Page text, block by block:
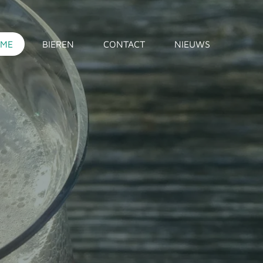
BIEREN CONTACT NIEUWS